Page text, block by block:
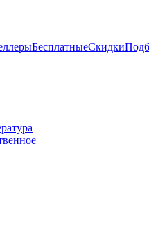
БесплатныеСкидки